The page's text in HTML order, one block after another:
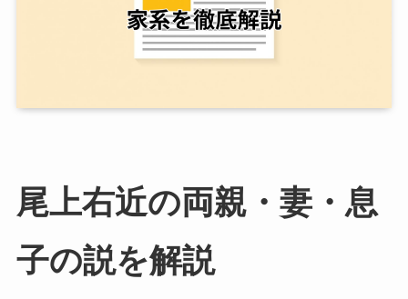
尾上右近の両親・妻・息
子の説を解説